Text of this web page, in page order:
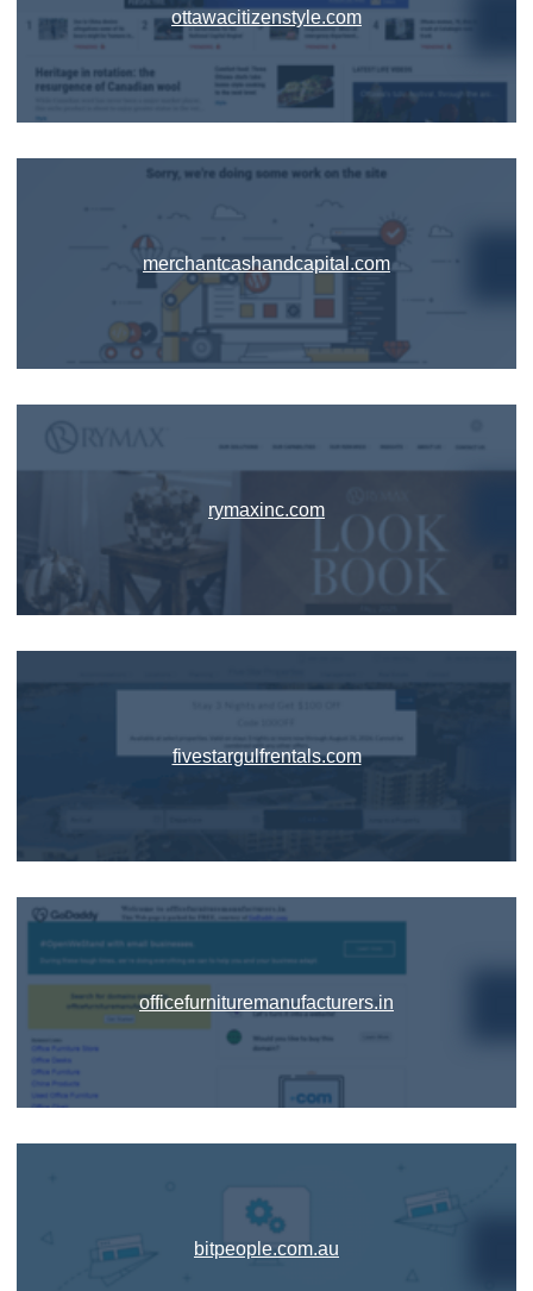
ottawacitizenstyle.com
merchantcashandcapital.com
rymaxinc.com
fivestargulfrentals.com
officefurnituremanufacturers.in
bitpeople.com.au